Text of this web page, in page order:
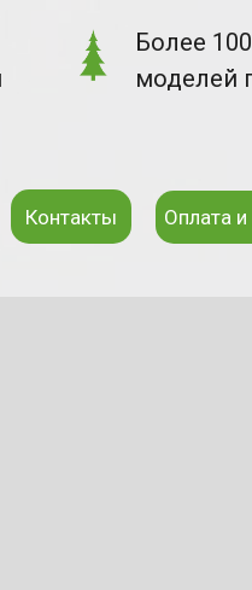
Контакты Оплата
Более 100
моделей